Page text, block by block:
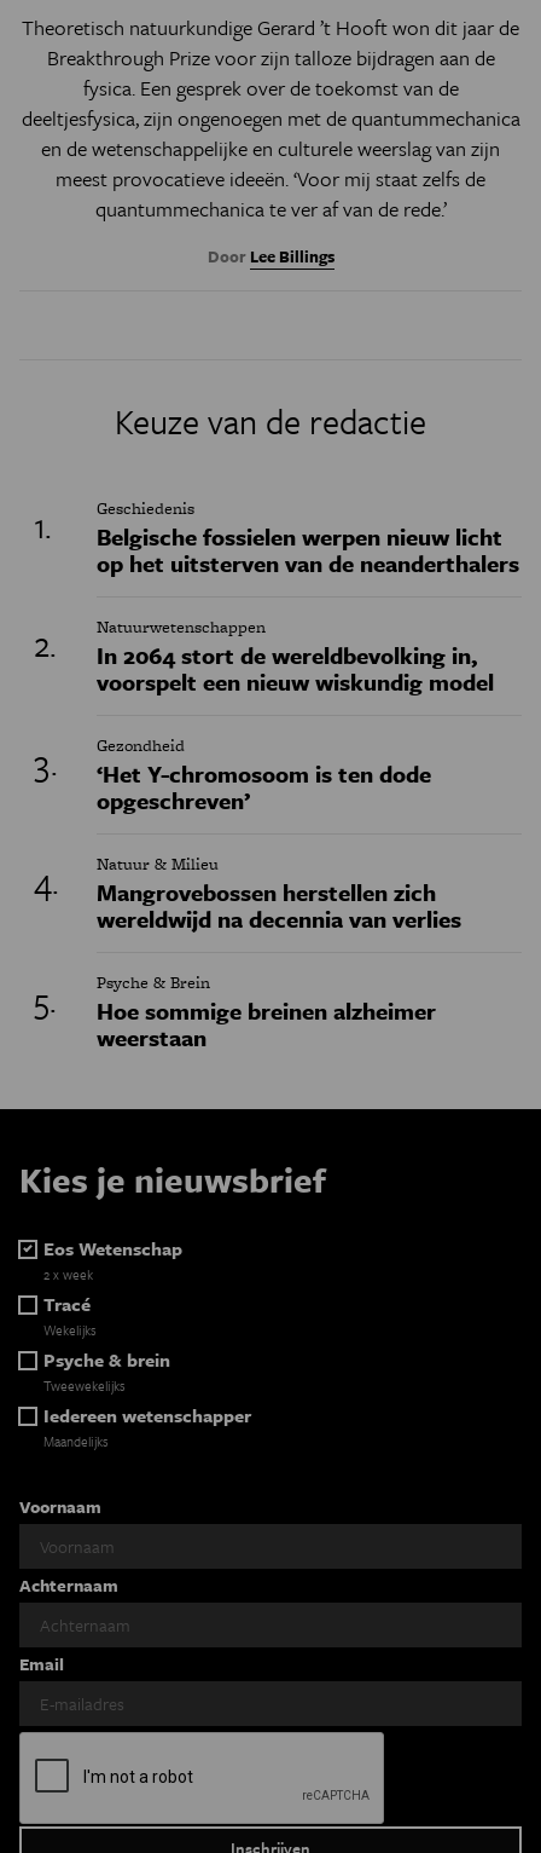
Theoretisch natuurkundige Gerard ’t Hooft won dit jaar de
Breakthrough Prize voor zijn talloze bijdragen aan de
fysica. Een gesprek over de toekomst van de
deeltjesfysica, zijn ongenoegen met de quantummechanica
en de wetenschappelijke en culturele weerslag van zijn
meest provocatieve ideeën.‘Voor mij staat zelfs de
quantummechanica te ver af van de rede.’
Door Lee Billings
Keuze van de redactie
Geschiedenis
Belgische fossielen werpen nieuw licht
op het uitsterven van de neanderthalers
Natuurwetenschappen
In 2064 stort de wereldbevolking in,
voorspelt een nieuw wiskundig model
Gezondheid
‘Het Y-chromosoom is ten dode
opgeschreven’
Natuur & Milieu
Mangrovebossen herstellen zich
wereldwijd na decennia van verlies
Psyche & Brein
Hoe sommige breinen alzheimer
weerstaan
Kies je nieuwsbrief
Eos Wetenschap
2 x week
Tracé
Wekelijks
Psyche & brein
Tweewekelijks
Iedereen wetenschapper
Maandelijks
Voornaam
Achternaam
Email